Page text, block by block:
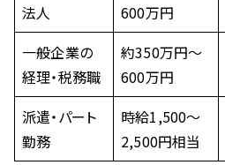
法人
600万円
一般企業の
経理・税務職
約350万円～
600万円
派遣・パート
勤務
時給1,500～
2,500円相当